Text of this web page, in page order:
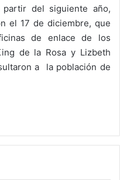
del siguiente año,
el 17 de diciembre, que
de enlace de los
de la Rosa y Lizbeth
a la población de